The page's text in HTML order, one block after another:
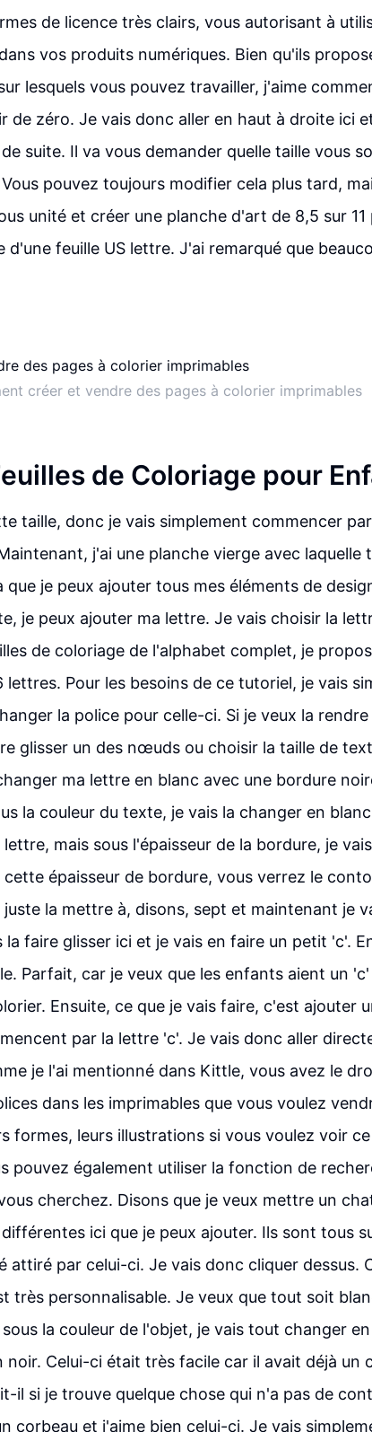
de licence très clairs, vous autorisant à
vos produits numériques. Bien qu'ils
lesquels vous pouvez travailler, j'aime
de zéro. Je vais donc aller en haut à droite ici
suite. Il va vous demander quelle taille vous
pouvez toujours modifier cela plus tard,
unité et créer une planche d'art de 8,5 sur 11
d'une feuille US lettre. J'ai remarqué que
créer et vendre des pages à colorier imprimables
de Coloriage pour
taille, donc je vais simplement commencer
j'ai une planche vierge avec laquelle
je peux ajouter tous mes éléments de
je peux ajouter ma lettre. Je vais choisir la
de coloriage de l'alphabet complet, je
lettres. Pour les besoins de ce tutoriel, je vais
la police pour celle-ci. Si je veux la
glisser un des nœuds ou choisir la taille de
ma lettre en blanc avec une bordure
la couleur du texte, je vais la changer en
mais sous l'épaisseur de la bordure, je
cette épaisseur de bordure, vous verrez le
la mettre à, disons, sept et maintenant je
la faire glisser ici et je vais en faire un petit 'c'.
Parfait, car je veux que les enfants aient un
Ensuite, ce que je vais faire, c'est ajouter
par la lettre 'c'. Je vais donc aller
je l'ai mentionné dans Kittle, vous avez le
dans les imprimables que vous voulez
formes, leurs illustrations si vous voulez voir
pouvez également utiliser la fonction de
cherchez. Disons que je veux mettre un
ici que je peux ajouter. Ils sont tous
attiré par celui-ci. Je vais donc cliquer dessus.
très personnalisable. Je veux que tout soit
la couleur de l'objet, je vais tout changer
noir. Celui-ci était très facile car il avait déjà un
il si je trouve quelque chose qui n'a pas de
corbeau et j'aime bien celui-ci. Je vais